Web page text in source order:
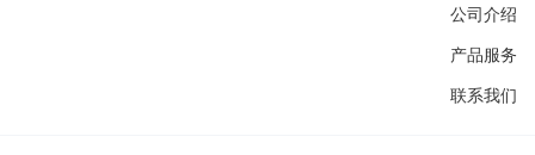
公司介绍
产品服务
联系我们